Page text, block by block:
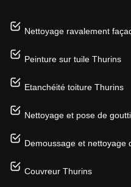
Nettoyage ravalement
Peinture sur tuile Thurins
Etanchéité toiture Thurins
Nettoyage et pose de
Demoussage et nettoyage
Couvreur Thurins